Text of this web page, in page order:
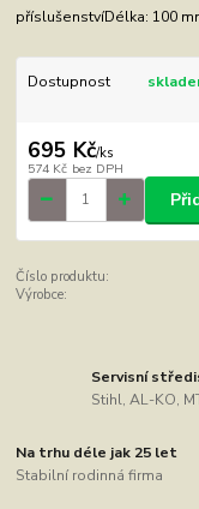
příslušenstvíDélka: 100
Dostupnost
695 Kč/ks
574 Kč bez DPH
Číslo produktu:
Výrobce:
Servisní
Stihl, AL-KO,
Na trhu déle jak 25 let
Stabilní rodinná firma